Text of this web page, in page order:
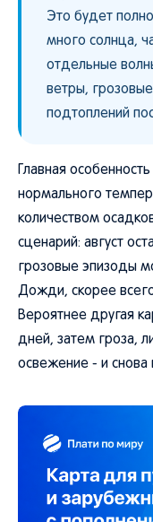
Это будет
много солнца,
отдельные
ветры,
подтоплений
Главная
нормального
количеством
сценарий: август
грозовые эпизоды
Дожди, скорее
Вероятнее другая
дней, затем гроза,
освежение - и снова